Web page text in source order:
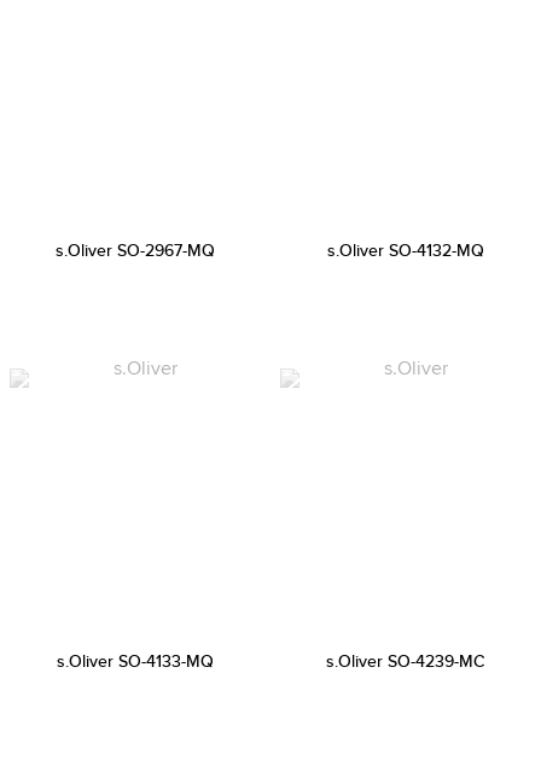
s.Oliver SO-2967-MQ s.Oliver SO-4132-MQ
s.Oliver SO-4133-MQ s.Oliver SO-4239-MC